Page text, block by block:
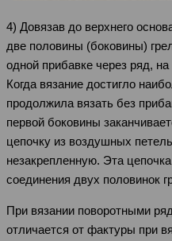
4) Довязав до верхнего
две половины (боковины)
одной прибавке через ряд,
Когда вязание достигло
продолжила вязать без
первой боковины
цепочку из воздушных
незакрепленную. Эта
соединения двух половинок
При вязании поворотными
отличается от фактуры при